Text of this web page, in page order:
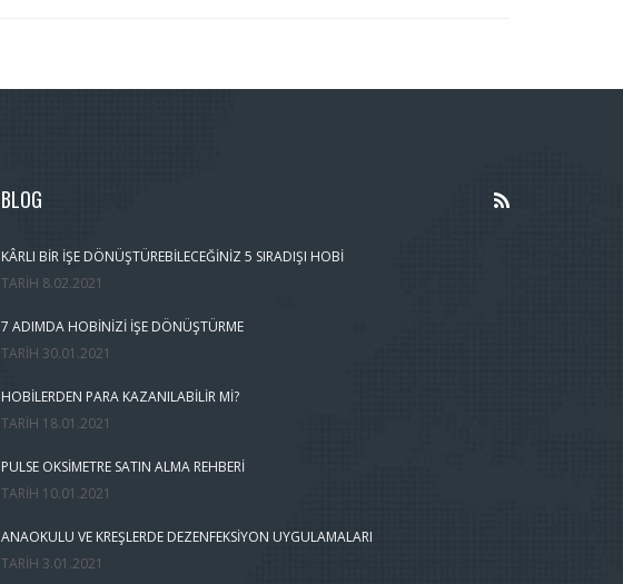
BLOG
KÂRLI BIR İŞE DÖNÜŞTÜREBILECEĞINIZ 5 SIRADIŞI HOBI
TARIH 8.02.2021
7 ADIMDA HOBINIZI İŞE DÖNÜŞTÜRME
TARIH 30.01.2021
HOBILERDEN PARA KAZANILABILIR MI?
TARIH 18.01.2021
PULSE OKSIMETRE SATIN ALMA REHBERI
TARIH 10.01.2021
ANAOKULU VE KREŞLERDE DEZENFEKSIYON UYGULAMALARI
TARIH 3.01.2021